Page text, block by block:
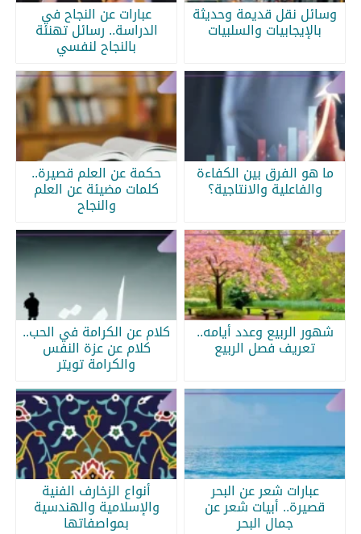
وسائل نقل قديمة وحديثة
بالإيجابيات والسلبيات
عبارات عن النجاح في
الدراسة.. رسائل تهنئة
بالنجاح لنفسي
ما هو الفرق بين الكفاءة
والفاعلية والانتاجية؟
حكمة عن العلم قصيرة..
كلمات مضيئة عن العلم
والنجاح
شهور الربيع وعدد أيامه..
تعريف فصل الربيع
كلام عن الكرامة في الحب..
كلام عن عزة النفس
والكرامة تويتر
عبارات شعر عن البحر
قصيرة.. أبيات شعر عن
جمال البحر
أنواع الزخارف الفنية
والإسلامية والهندسية
بمواصفاتها